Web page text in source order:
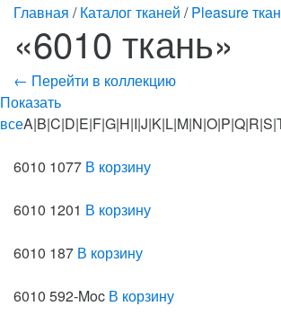
Главная /Каталог тканей /Pleasure
«6010 ткань»
← Перейти в коллекцию
Показать
все
6010 1077 В корзину
6010 1201 В корзину
6010 187 В корзину
6010 592-Moc В корзину